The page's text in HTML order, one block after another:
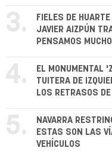
3.
FIELES DE
JAVIER AIZPÚN
PENSAMOS
4.
EL MONUMENTAL
TUITERA DE
LOS RETRASOS
5.
NAVARRA
ESTAS SON LAS
VEHÍCULOS